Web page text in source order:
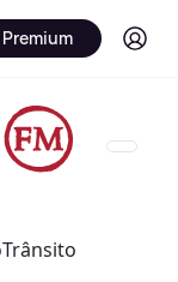
Premium Log in
Trânsito